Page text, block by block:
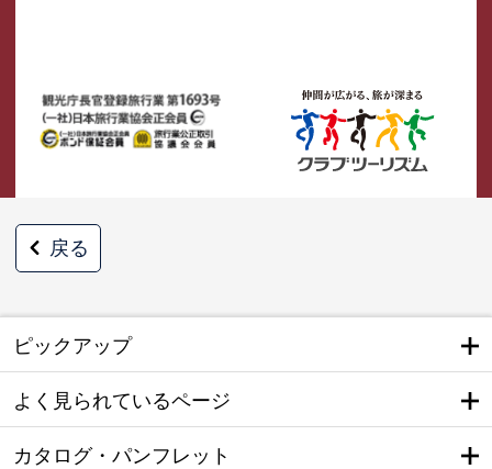
戻る
ピックアップ
よく見られているページ
カタログ・パンフレット